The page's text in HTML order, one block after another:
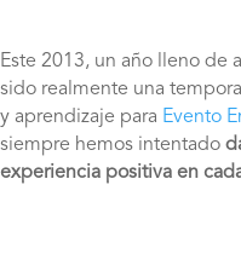
Este 2013, un año lleno de
sido realmente una
y aprendizaje para Evento
siempre hemos intentado
experiencia positiva en